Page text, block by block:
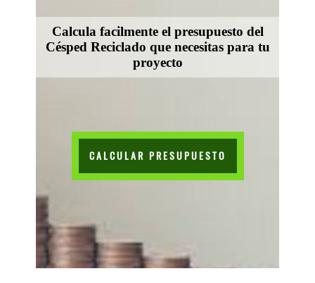
Calcula facilmente el presupuesto del
Césped Reciclado que necesitas para tu
proyecto
CALCULAR PRESUPUESTO